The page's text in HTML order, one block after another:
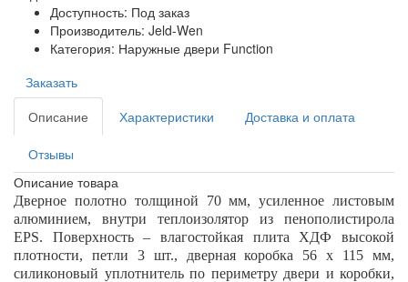
Доступность: Под заказ
Производитель: Jeld-Wen
Категория: Наружные двери Function
Заказать
Описание
Характеристики Доставка и оплата
Отзывы
Описание товара
Дверное полотно толщиной 70 мм, усиленное листовым
алюминием, внутри теплоизолятор из пенополистирола
EPS. Поверхность – влагостойкая плита ХДФ высокой
плотности, петли 3 шт., дверная коробка 56 х 115 мм,
силиконовый уплотнитель по периметру двери и коробки,